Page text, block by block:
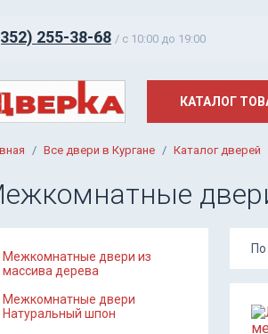
255-38-68 / c 10:00 до 19:00
КАТАЛОГ
Все двери в Кургане Каталог дверей
Межкомнатные двери из
массива дерева
Межкомнатные двери
Натуральный шпон